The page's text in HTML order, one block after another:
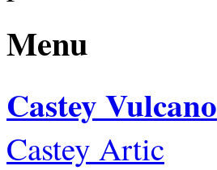
Menu
Castey Vulcano
Castey Artic